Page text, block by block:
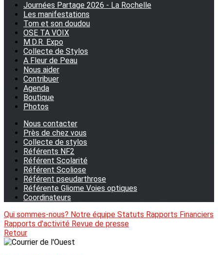
Journées Partage 2026 - La Rochelle
Les manifestations
Tom et son doudou
OSE TA VOIX
M.D.R. Expo
Collecte de Stylos
A Fleur de Peau
Nous aider
Contribuer
Agenda
Boutique
Photos
Nous contacter
Près de chez vous
Collecte de stylos
Référents NF2
Référent Scolarité
Référent Scoliose
Référent pseudarthrose
Référente Gliome Voies optiques
Coordinateurs
Qui sommes-nous? Notre équipe Statuts Rapports Financiers
Rapports d'activité Revue de presse
Retour